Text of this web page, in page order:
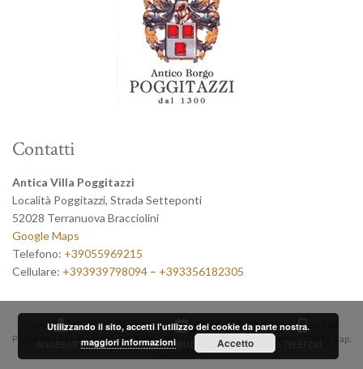
Contatti
Antica Villa Poggitazzi
Località Poggitazzi, Strada Setteponti
52028 Terranuova Bracciolini
Google Maps
Telefono: +39055969215
Cellulare: +393939798094 – +393356182305
Termini e Condizioni-Privacy e cookies- Copyright © 2003 - 2016 Antica Villa
Poggitazzi | Site Map - p.i./c.f. 00124830514 - C.C.I.A.A. 35770, Rea Arezzo 1076/56, Cap.
soc. i.v. 77.000 €
ANGEBOTE JETZT BUCHEN TELEFON
Utilizzando il sito, accetti l'utilizzo dei cookie da parte nostra.
maggiori informazioni
Accetto